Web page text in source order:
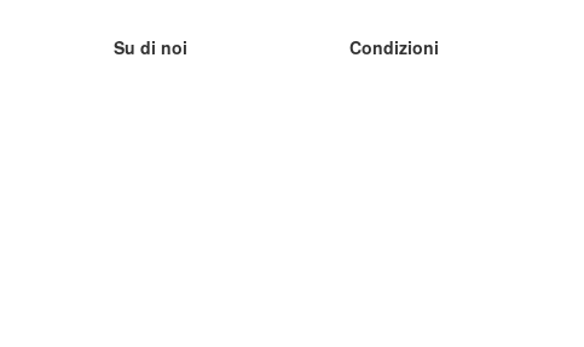
Su di noi
Condizioni